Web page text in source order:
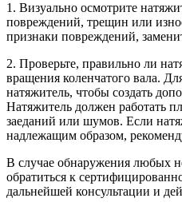
1. Визуально осмотрите
повреждений, трещин или
признаки повреждений,
2. Проверьте, правильно ли
вращения коленчатого вала.
натяжитель, чтобы создать
Натяжитель должен работать
заеданий или шумов. Если
надлежащим образом,
В случае обнаружения любых
обратиться к
дальнейшей консультации и